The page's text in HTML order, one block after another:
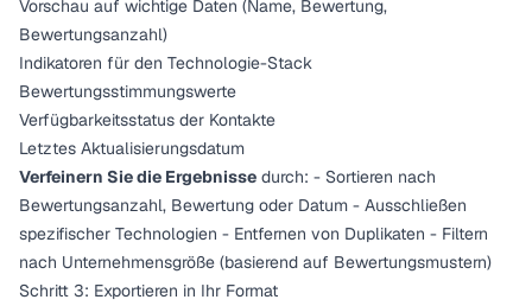
Vorschau auf wichtige Daten (Name, Bewertung,
Bewertungsanzahl)
Indikatoren für den Technologie-Stack
Bewertungsstimmungswerte
Verfügbarkeitsstatus der Kontakte
Letztes Aktualisierungsdatum
Verfeinern Sie die Ergebnisse durch: - Sortieren nach
Bewertungsanzahl, Bewertung oder Datum - Ausschließen
spezifischer Technologien - Entfernen von Duplikaten - Filtern
nach Unternehmensgröße (basierend auf Bewertungsmustern)
Schritt 3: Exportieren in Ihr Format